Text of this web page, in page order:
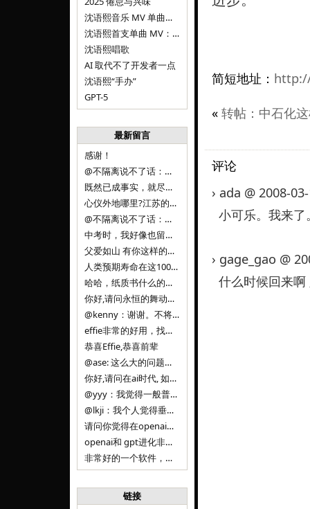
沈语熙音乐 MV 单曲第二弹：优雅时间
沈语熙首支单曲 MV：告别的倒影
沈语熙唱歌
AI 取代不了开发者一点
沈语熙“手办”
GPT-5
最新留言
感谢！
@不隔离说不了话：浙江的
既然已成事实，就尽量接受了。 事情未能如愿已是不幸，没必要为此反复纠结来进行不必要的自我惩罚。 之前问过家里的小朋友是否想学编
心仪外地哪里?江苏的？顺其自然，全面发展才是。
@不隔离说不了话：确实，一晃三年。
中考时，我好像也留言过的，可乐好像和我们考得差不多。 一晃三年，我们江苏24年，物化生612分，女孩。 其实高考只是长跑的
父爱如山 有你这样的父亲做后盾，可乐未来的路一定会走得踏实又精彩
人类预期寿命在这100年，每2-3年增长一岁，到你们这一代大概率能到100岁，46岁还是正当年,可能不是八九点中的太阳了，但还是1
哈哈，纸质书什么的目前没有打算和计划，微信读书我不太熟悉，研究看看。目前，我只发在自己博客和起点上。关于小说内容方面，谢谢你的建议
你好,请问永恒的舞动什么时候可以出版纸质书,或者登陆微信读书.另外小说内容能不能更大气一些,不要只是局限于与一对男女的爱情和ai安
@kenny：谢谢。不将GIF显示为动图，主要是考虑到Effie本身的“极简、无干扰”的设计哲学，动图无疑是“干扰”之一。
effie非常的好用，找了很多年，终于找到这款，已经推荐给身边不少朋友使用和付费。有个小建议，文档里面是否可以增加gif的动图显示
恭喜Effie,恭喜前辈
@ase: 这么大的问题，我觉得我并没有答案。又或者说，每个人（公司）有自己的答案。
你好,请问在ai时代, 如何做软件. 是像以前那样,先构建软件的功能界面和服务,比如Office,嘀嘀打车,airbnb那样的界面
@yyy：我觉得一般普通人（非技术类以及非AI专业领域的人）会接触到的大语言模型肯定是大厂的超级模型。开源模型以后会更多被用在垂直
@lkji：我个人觉得垂直模型会自成一条发展线路的。AI 落地实际应用，一定还是垂直领域会更多。只是，垂直领域每个领域都不大，所以
请问你觉得在openai大语言模型一日千里的情况下，人们还需要去了解学习理解使用开源模型吗，还是说只需要使用openai的大语言模
openai和 gpt进化非常快， 还有垂直模型的机会吗
非常好的一个软件，恭喜。
链接
简短地址：
« 转帖：中石化
评论
› ada @ 2008-
小可乐。我来
› gage_gao @
什么时候回来